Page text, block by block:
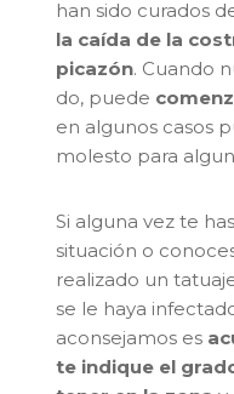
han sido curados
la caída de la
picazón. Cuando
do, puede
en algunos casos
molesto para
Si alguna vez te
situación o
realizado un
se le haya
aconsejamos es
te indique el